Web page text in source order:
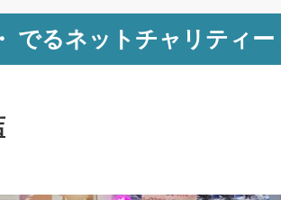
でるネットチャリティー